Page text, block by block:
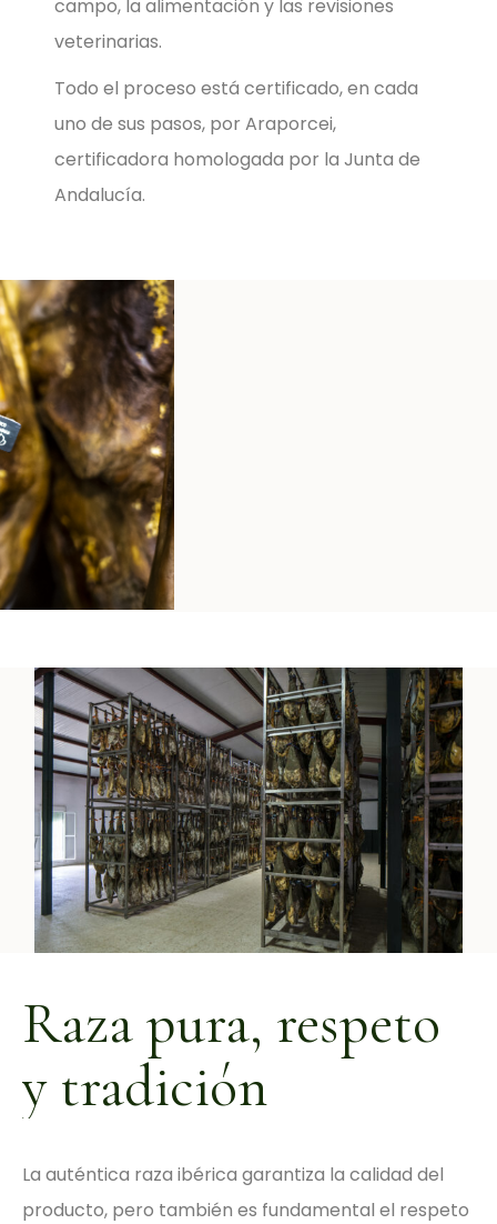
campo, la alimentación y las revisiones
veterinarias.
Todo el proceso está certificado, en cada
uno de sus pasos, por Araporcei,
certificadora homologada por la Junta de
Andalucía.
La auténtica raza ibérica garantiza la calidad del
producto, pero también es fundamental el respeto
Raza pura, respeto
y tradición